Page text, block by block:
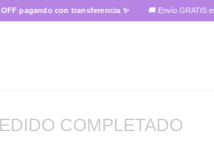
pagando con transferencia ✨ 🚚 Envío GRATIS en
COMPLETADO